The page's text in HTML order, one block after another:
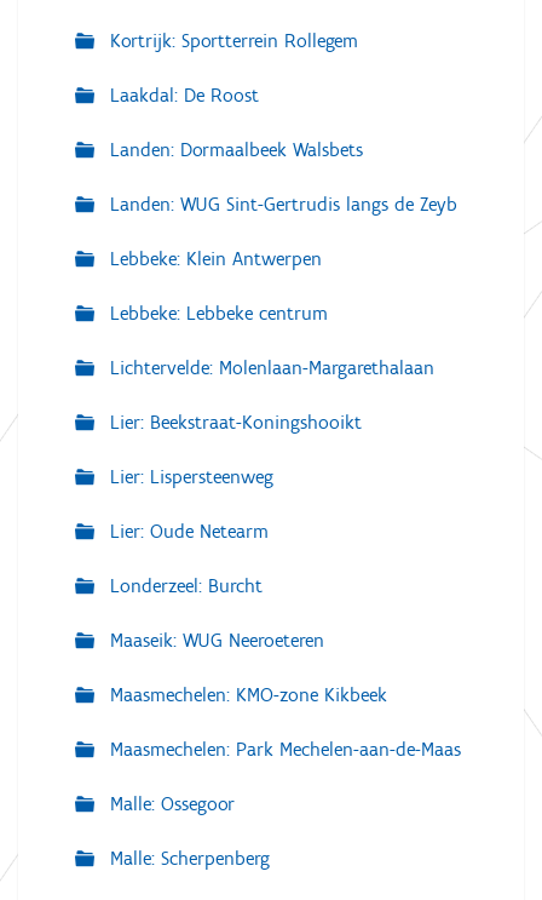
Kortrijk: Sportterrein Rollegem
Laakdal: De Roost
Landen: Dormaalbeek Walsbets
Landen: WUG Sint-Gertrudis langs de Zeyb
Lebbeke: Klein Antwerpen
Lebbeke: Lebbeke centrum
Lichtervelde: Molenlaan-Margarethalaan
Lier: Beekstraat-Koningshooikt
Lier: Lispersteenweg
Lier: Oude Netearm
Londerzeel: Burcht
Maaseik: WUG Neeroeteren
Maasmechelen: KMO-zone Kikbeek
Maasmechelen: Park Mechelen-aan-de-Maas
Malle: Ossegoor
Malle: Scherpenberg